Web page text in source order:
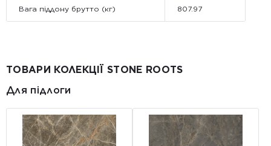
Вага піддону брутто (кг) 807.97
ТОВАРИ КОЛЕКЦІЇ STONE ROOTS
Для підлоги